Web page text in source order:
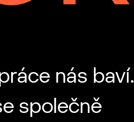
nás baví.
společně